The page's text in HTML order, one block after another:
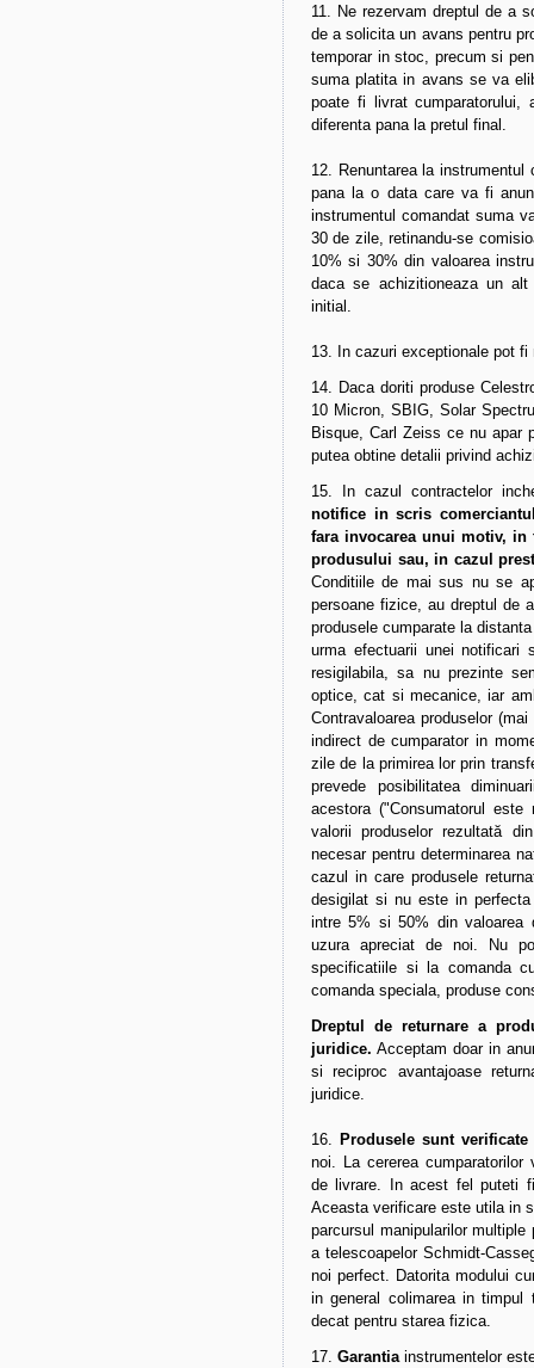
11. Ne rezervam dreptul de a
de a solicita un avans pentru
temporar in stoc, precum si
suma platita in avans se va
poate fi livrat cumparatorului,
diferenta pana la pretul final.
12. Renuntarea la
pana la o data care va fi
instrumentul comandat suma
30 de zile, retinandu-se
10% si 30% din valoarea
daca se achizitioneaza un
initial.
13. In cazuri exceptionale pot
14. Daca doriti produse
10 Micron, SBIG, Solar
Bisque, Carl Zeiss ce nu apar
putea obtine detalii privind
15. In cazul contractelor
notifice in scris
fara invocarea unui motiv,
produsului sau, in cazul
Conditiile de mai sus nu se
persoane fizice, au dreptul de
produsele cumparate la
urma efectuarii unei
resigilabila, sa nu prezinte
optice, cat si mecanice, iar
Contravaloarea produselor
indirect de cumparator in
zile de la primirea lor prin
prevede posibilitatea
acestora ("Consumatorul
valorii produselor rezultată
necesar pentru determinarea
cazul in care produsele
desigilat si nu este in
intre 5% si 50% din valoarea
uzura apreciat de noi. Nu
specificatiile si la comanda
comanda speciala, produse
Dreptul de returnare a
juridice. Acceptam doar in
si reciproc avantajoase
juridice.
16. Produsele sunt verificate
noi. La cererea cumparatorilor
de livrare. In acest fel puteti
Aceasta verificare este utila in
parcursul manipularilor
a telescoapelor Schmidt-
noi perfect. Datorita modului
in general colimarea in timpul
decat pentru starea fizica.
17. Garantiainstrumentelor